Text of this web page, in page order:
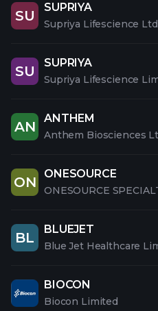
SU
SUPRIYA
Supriya Lifescience Ltd
SU
SUPRIYA
Supriya Lifescience
AN
ANTHEM
Anthem Biosciences
ON
ONESOURCE
ONESOURCE
BL
BLUEJET
Blue Jet Healthcare
BIOCON
Biocon Limited